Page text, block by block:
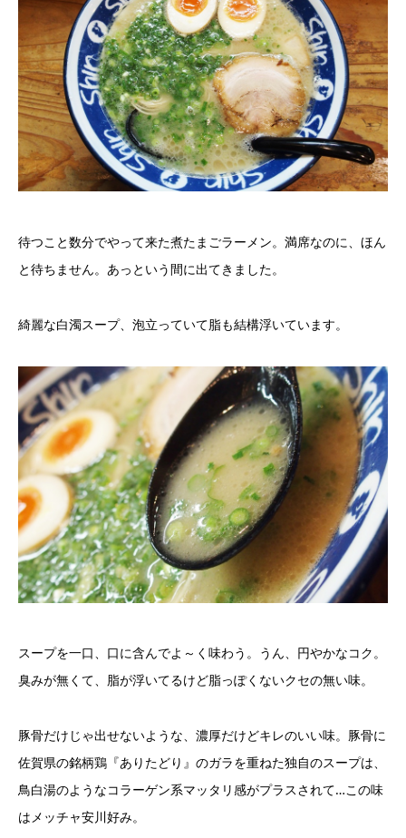
待つこと数分でやって来た煮たまごラーメン。満席なのに、ほん
と待ちません。あっという間に出てきました。
綺麗な白濁スープ、泡立っていて脂も結構浮いています。
スープを一口、口に含んでよ～く味わう。うん、円やかなコク。
臭みが無くて、脂が浮いてるけど脂っぽくないクセの無い味。
豚骨だけじゃ出せないような、濃厚だけどキレのいい味。豚骨に
佐賀県の銘柄鶏『ありたどり』のガラを重ねた独自のスープは、
鳥白湯のようなコラーゲン系マッタリ感がプラスされて…この味
はメッチャ安川好み。